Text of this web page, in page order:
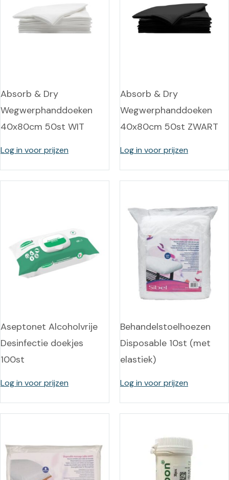
Absorb & Dry
Wegwerphanddoeken
40x80cm 50st WIT
Log in voor prijzen
Absorb & Dry
Wegwerphanddoeken
40x80cm 50st ZWART
Log in voor prijzen
Aseptonet Alcoholvrije
Desinfectie doekjes
100st
Log in voor prijzen
Behandelstoelhoezen
Disposable 10st (met
elastiek)
Log in voor prijzen